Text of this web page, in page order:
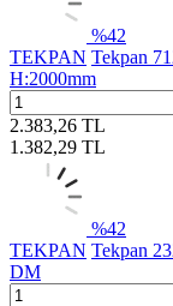
%42
TEKPAN Tekpan
H:2000mm
2.383,26 TL
1.382,29 TL
%42
TEKPAN Tekpan
DM